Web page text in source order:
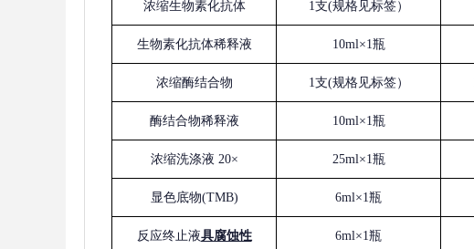
浓缩生物素化抗体 1支(规格见标签）
生物素化抗体稀释液 10ml×1瓶
浓缩酶结合物 1支(规格见标签）
酶结合物稀释液 10ml×1瓶
浓缩洗涤液 20× 25ml×1瓶
显色底物(TMB) 6ml×1瓶
反应终止液具腐蚀性 6ml×1瓶